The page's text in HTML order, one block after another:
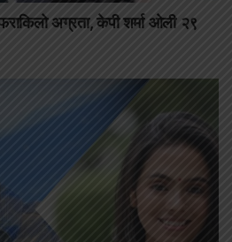
अग्रता, केपी शर्मा ओली २९